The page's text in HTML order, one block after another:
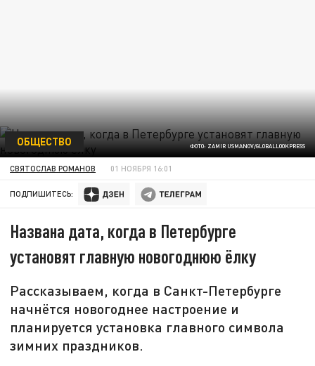
ФОТО: ZAMIR USMANOV/GLOBALLOOKPRESS
ОБЩЕСТВО
СВЯТОСЛАВ РОМАНОВ 01 НОЯБРЯ 16:01
ПОДПИШИТЕСЬ:
Названа дата, когда в Петербурге
установят главную новогоднюю ёлку
Рассказываем, когда в Санкт-Петербурге
начнётся новогоднее настроение и
планируется установка главного символа
зимних праздников.